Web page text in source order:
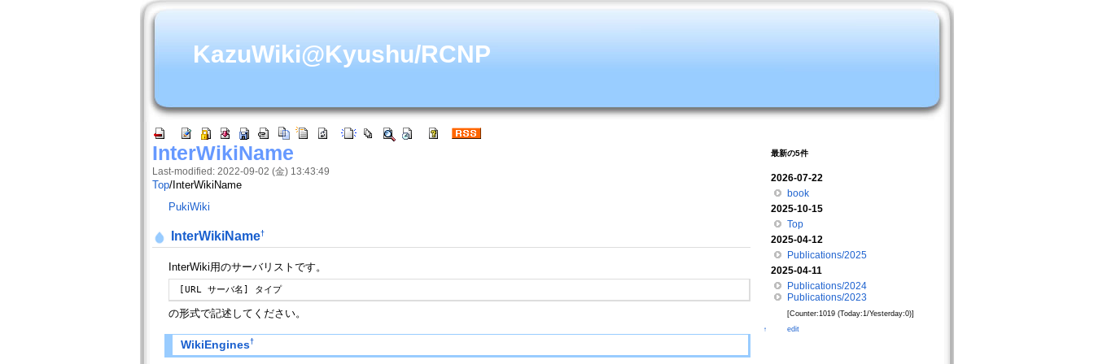
KazuWiki@Kyushu/RCNP
InterWikiName
Last-modified: 2022-09-02 (金) 13:43:49
Top/ InterWikiName
PukiWiki
InterWikiName†
InterWiki用のサーバリストです。
[URL サーバ名] タイプ
の形式で記述してください。
↑
WikiEngines†
最新の5件
2026-07-22
book
2025-10-15
Top
2025-04-12
Publications/2025
2025-04-11
Publications/2024
Publications/2023
[Counter:1019 (Today:1/Yesterday:0)]
edit